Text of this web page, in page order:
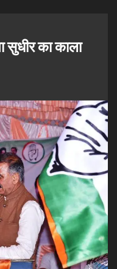
सुधीर का काला